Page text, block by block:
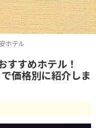
ホテル
すすめホテル！
価格別に紹介しま